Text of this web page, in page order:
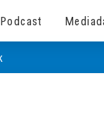
Podcast